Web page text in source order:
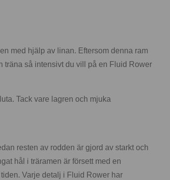
med hjälp av linan. Eftersom denna ram
träna så intensivt du vill på en Fluid Rower
Tack vare lagren och mjuka
resten av rodden är gjord av starkt och
hål i träramen är försett med en
Varje detalj i Fluid Rower har